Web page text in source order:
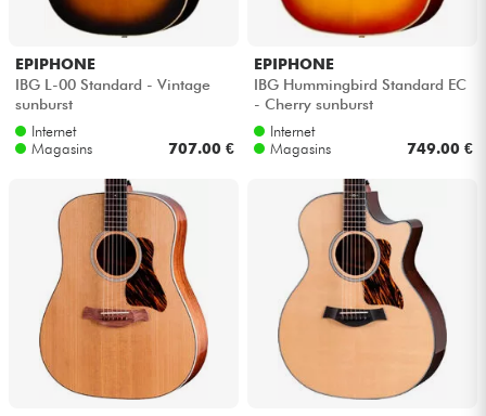
EPIPHONE
IBG L-00 Standard - Vintage
sunburst
Internet
Magasins
707.00 €
EPIPHONE
IBG Hummingbird Standard EC
- Cherry sunburst
Internet
Magasins
749.00 €